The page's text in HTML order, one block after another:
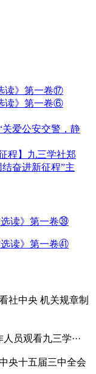
读》第一卷⑰
读》第一卷⑥
爱公安交警，静
程】九三学社郑
奋进新征程”主
读》第一卷㊴
读》第一卷㊶
员观看九三学···